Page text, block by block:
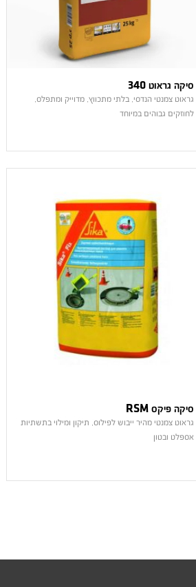
סיקה גראוט 340
גראוט צמנטי הנדסי, בלתי מתכווץ, מדוייק ומתפלס,
לחוזקים גבוהים במיוחד
סיקה פיקס RSM
גראוט צמנטי מהיר ייבוש לפילוס, תיקון ומילוי בתשתיות
אספלט ובטון